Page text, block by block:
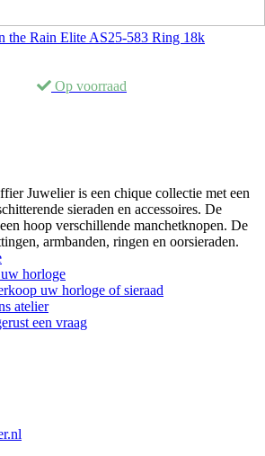
the Rain Elite AS25-583 Ring 18k
Op voorraad
Juwelier is een chique collectie met een
sieraden en accessoires. De
hoop verschillende manchetknopen. De
armbanden, ringen en oorsieraden.
horloge
uw horloge of sieraad
atelier
een vraag